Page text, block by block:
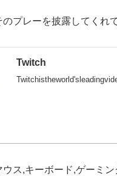
プレーを披露してくれ
Twitch
ス,キーボード,ゲーミン